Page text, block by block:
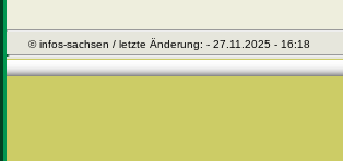
© infos-sachsen / letzte Änderung: - 27.11.2025 - 16:18